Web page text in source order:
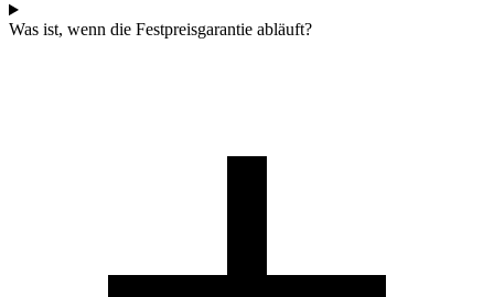
Was ist, wenn die Festpreisgarantie abläuft?